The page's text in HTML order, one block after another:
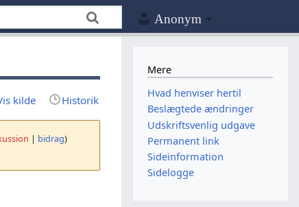
Anonym
kilde Historik
| bidrag)
Mere
Hvad henviser hertil
Beslægtede ændringer
Udskriftsvenlig udgave
Permanent link
Sideinformation
Sidelogge